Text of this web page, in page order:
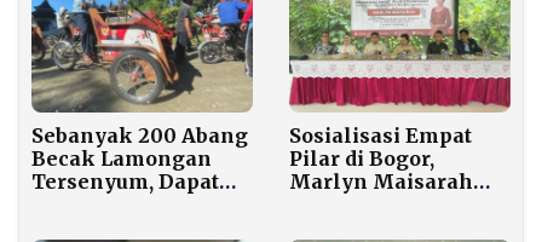
Sebanyak 200 Abang
Becak Lamongan
Tersenyum, Dapat
Sosialisasi Empat
Pilar di Bogor,
Marlyn Maisarah